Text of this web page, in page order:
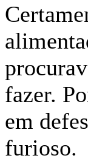
fazer.
em
furioso.